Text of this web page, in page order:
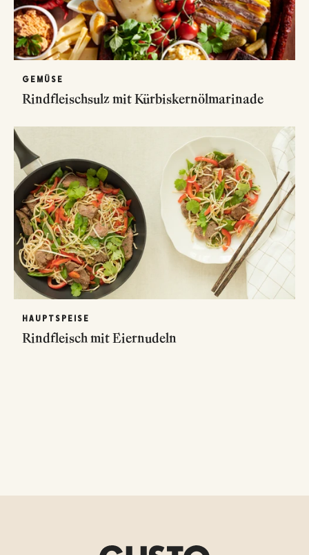
GEMÜSE
Rindfleischsulz mit Kürbiskernölmarinade
HAUPTSPEISE
Rindfleisch mit Eiernudeln